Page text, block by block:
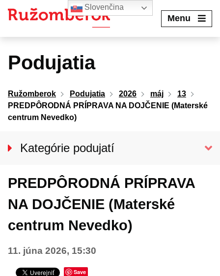
Menu
Podujatia
Ružomberok Podujatia 2026 máj
13
PREDPÔRODNÁ PRÍPRAVA NA DOJČENIE (Materské
centrum Nevedko)
Kategórie podujatí
Kino Kultúra
Divadlo
Turistika
Výstavy a vernisáže
PREDPÔRODNÁ PRÍPRAVA
NA DOJČENIE (Materské
centrum Nevedko)
11. júna 2026, 15:30
Save
Slovenčina